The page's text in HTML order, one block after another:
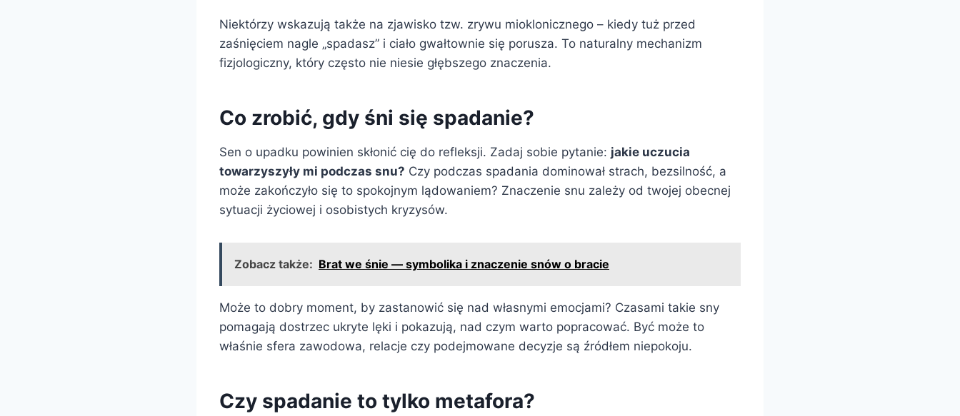
Niektórzy wskazują także na zjawisko tzw. zrywu mioklonicznego – kiedy tuż przed
zaśnięciem nagle „spadasz” i ciało gwałtownie się porusza. To naturalny mechanizm
fizjologiczny, który często nie niesie głębszego znaczenia.
Co zrobić, gdy śni się spadanie?
Sen o upadku powinien skłonić cię do refleksji. Zadaj sobie pytanie: jakie uczucia
towarzyszyły mi podczas snu? Czy podczas spadania dominował strach, bezsilność, a
może zakończyło się to spokojnym lądowaniem? Znaczenie snu zależy od twojej obecnej
sytuacji życiowej i osobistych kryzysów.
Zobacz także: Brat we śnie — symbolika i znaczenie snów o bracie
Może to dobry moment, by zastanowić się nad własnymi emocjami? Czasami takie sny
pomagają dostrzec ukryte lęki i pokazują, nad czym warto popracować. Być może to
właśnie sfera zawodowa, relacje czy podejmowane decyzje są źródłem niepokoju.
Czy spadanie to tylko metafora?